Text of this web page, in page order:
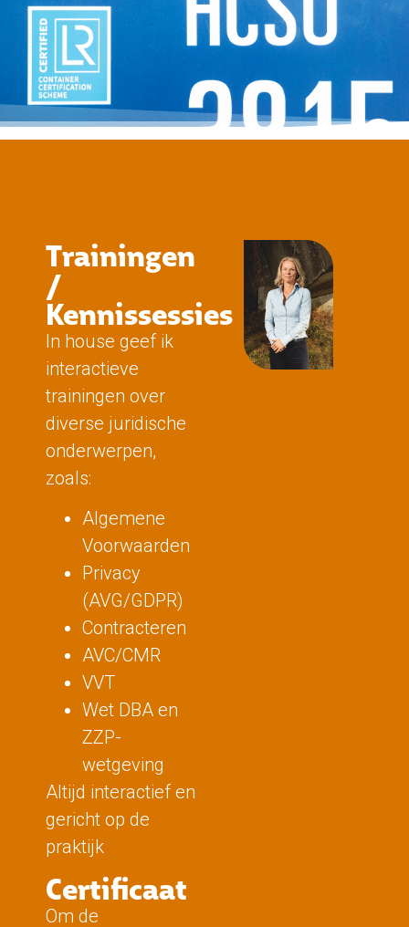
Trainingen
/
Kennissessies
In house geef ik
interactieve
trainingen over
diverse juridische
onderwerpen,
zoals:
Algemene
Voorwaarden
Privacy
(AVG/GDPR)
Contracteren
AVC/CMR
VVT
Wet DBA en
ZZP-
wetgeving
Altijd interactief en
gericht op de
praktijk
Certificaat
Om de